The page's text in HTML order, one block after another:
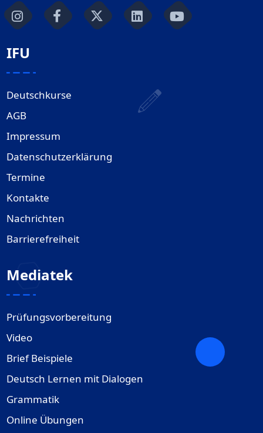
IFU
Deutschkurse
AGB
Impressum
Datenschutzerklärung
Termine
Kontakte
Nachrichten
Barrierefreiheit
Mediatek
Prüfungsvorbereitung
Video
Brief Beispiele
Deutsch Lernen mit Dialogen
Grammatik
Online Übungen